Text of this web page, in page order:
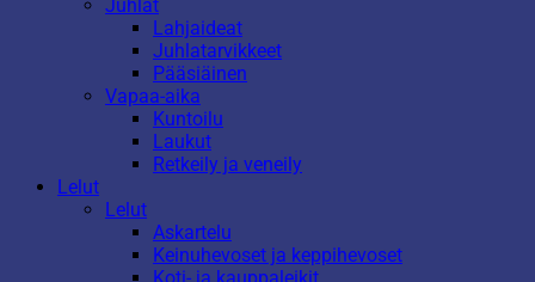
Juhlat
Lahjaideat
Juhlatarvikkeet
Pääsiäinen
Vapaa-aika
Kuntoilu
Laukut
Retkeily ja veneily
Lelut
Lelut
Askartelu
Keinuhevoset ja keppihevoset
Koti- ja kauppaleikit